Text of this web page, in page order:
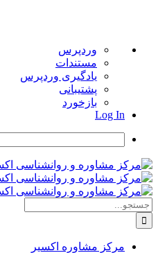
درباره
وردپرس
وردپرس
مستندات
یادگیری وردپرس
پشتیبانی
بازخورد
Log In
Skip
to
content
جستجو
برای:
مرکز مشاوره اکسیر